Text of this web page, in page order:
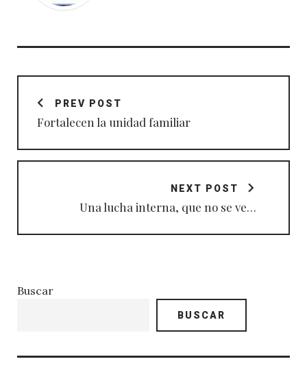
Navegación
entradasPREV POST
Fortalecen la unidad familiar
NEXT POST
Una lucha interna, que no se ve…
Buscar
BUSCAR